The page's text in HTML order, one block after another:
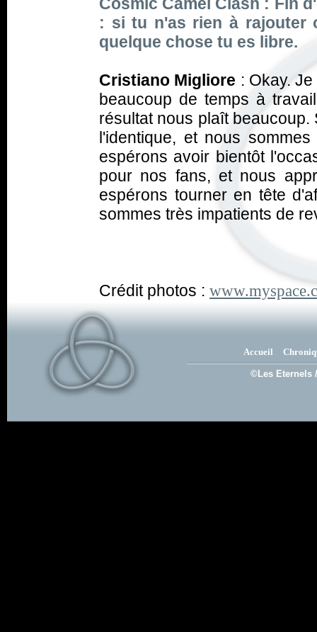
: si tu n'as rien à rajouter
quelque chose tu es libre.
Cristiano Migliore : Okay.
beaucoup de temps à
résultat nous plaît
l'identique, et nous
espérons avoir bientôt
pour nos fans, et nous
espérons tourner en tête
sommes très impatients de
Crédit photos :
Accueil
©Les Eternels